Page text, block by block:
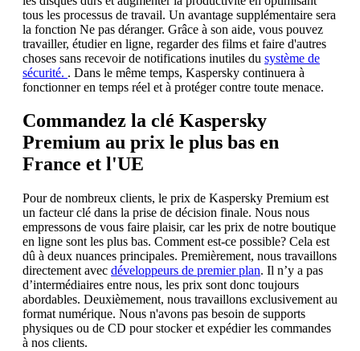
tous les processus de travail. Un avantage supplémentaire sera
la fonction Ne pas déranger. Grâce à son aide, vous pouvez
travailler, étudier en ligne, regarder des films et faire d'autres
choses sans recevoir de notifications inutiles du système de
sécurité. . Dans le même temps, Kaspersky continuera à
fonctionner en temps réel et à protéger contre toute menace.
Commandez la clé Kaspersky
Premium au prix le plus bas en
France et l'UE
Pour de nombreux clients, le prix de Kaspersky Premium est
un facteur clé dans la prise de décision finale. Nous nous
empressons de vous faire plaisir, car les prix de notre boutique
en ligne sont les plus bas. Comment est-ce possible? Cela est
dû à deux nuances principales. Premièrement, nous travaillons
directement avec développeurs de premier plan. Il n’y a pas
d’intermédiaires entre nous, les prix sont donc toujours
abordables. Deuxièmement, nous travaillons exclusivement au
format numérique. Nous n'avons pas besoin de supports
physiques ou de CD pour stocker et expédier les commandes
à nos clients.